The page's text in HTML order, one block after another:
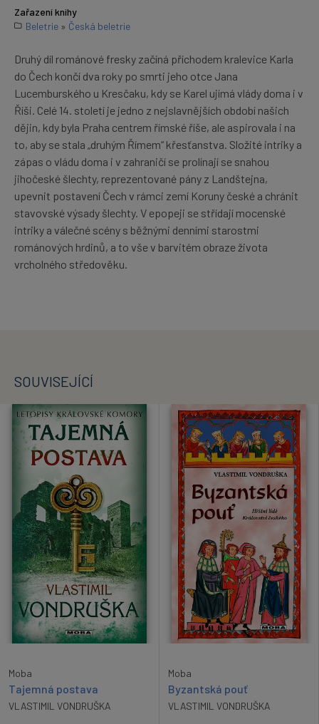
Zařazení knihy
Beletrie » Česká beletrie
Druhý díl románové fresky začíná příchodem kralevice Karla
do Čech končí dva roky po smrti jeho otce Jana
Lucemburského u Kresčaku, kdy se Karel ujímá vlády doma i v
Říši. Celé 14. století je jedno z nejslavnějších období našich
dějin, kdy byla Praha centrem římské říše, ale aspirovala i na
to, aby se stala „druhým Římem“ křesťanstva. Složité intriky a
zápas o vládu doma i v zahraničí se prolínají se snahou
jihočeské šlechty, reprezentované pány z Landštejna,
upevnit postavení Čech v rámci zemí Koruny české a chránit
stavovské výsady šlechty. V epopeji se střídají mocenské
intriky a válečné scény s běžnými denními starostmi
románových hrdinů, a to vše v barvitém obraze života
vrcholného středověku.
SOUVISEJÍCÍ
Moba
Tajemná postava
VLASTIMIL VONDRUŠKA
Moba
Byzantská pouť
VLASTIMIL VONDRUŠKA